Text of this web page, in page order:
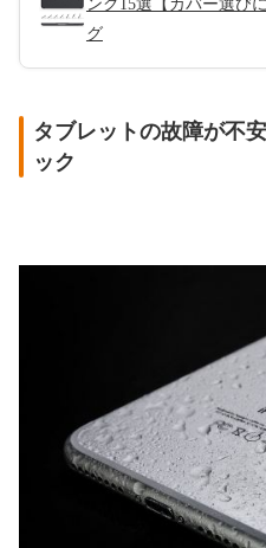
ング15選【カバー選び
グ
タブレットの故障が不
ック